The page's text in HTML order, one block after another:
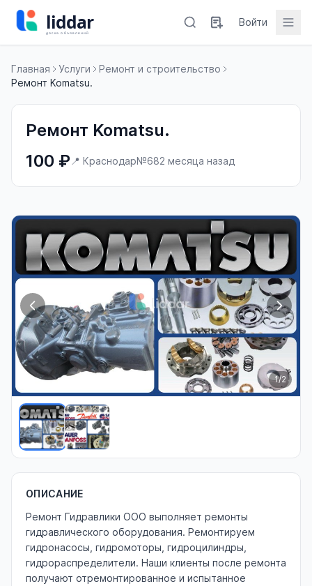
Войти
Главная Услуги
Ремонт и строительство
Ремонт Komatsu.
Ремонт Komatsu.
100 ₽ 📍 Краснодар№682 месяца назад
1/2
ОПИСАНИЕ
Ремонт Гидравлики ООО выполняет ремонты
гидравлического оборудования. Ремонтируем
гидронасосы, гидромоторы, гидроцилиндры,
гидрораспределители. Наши клиенты после ремонта
получают отремонтированное и испытанное